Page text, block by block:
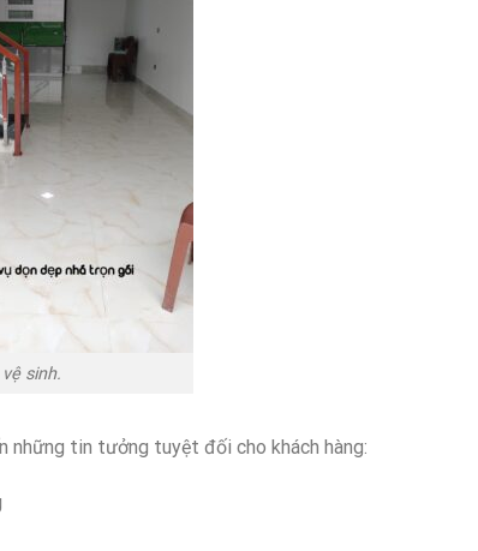
sinh.
những tin tưởng tuyệt đối cho khách hàng: